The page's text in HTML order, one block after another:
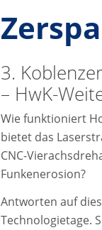
3.
– HwK-
Wie funktioniert
bietet das
CNC-
Funkenerosion?
Antworten auf
Technologietage.